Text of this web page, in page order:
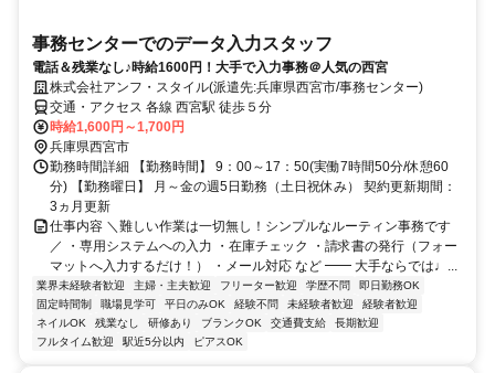
事務センターでのデータ入力スタッフ
電話＆残業なし♪時給1600円！大手で入力事務＠人気の西宮
株式会社アンフ・スタイル(派遣先:兵庫県西宮市/事務センター)
交通・アクセス 各線 西宮駅 徒歩５分
時給1,600円～1,700円
兵庫県西宮市
勤務時間詳細 【勤務時間】 9：00～17：50(実働7時間50分/休憩60
分) 【勤務曜日】 月～金の週5日勤務（土日祝休み） 契約更新期間：
3ヵ月更新
仕事内容 ＼難しい作業は一切無し！シンプルなルーティン事務です
／ ・専用システムへの入力 ・在庫チェック ・請求書の発行（フォー
マットへ入力するだけ！） ・メール対応 など ━━ 大手ならでは♩...
業界未経験者歓迎 主婦・主夫歓迎 フリーター歓迎 学歴不問
即日勤務OK
固定時間制
職場見学可 平日のみOK 経験不問 未経験者歓迎
経験者歓迎
ネイルOK
残業なし 研修あり ブランクOK 交通費支給
長期歓迎
フルタイム歓迎
駅近5分以内 ピアスOK